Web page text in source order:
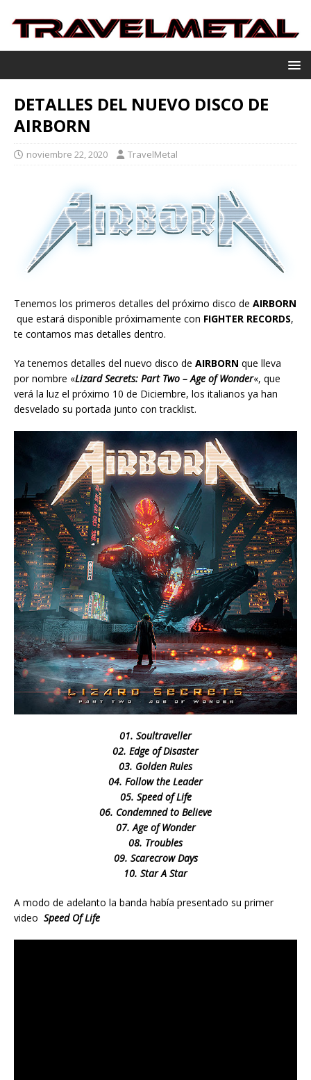
DETALLES DEL NUEVO DISCO DE
AIRBORN
noviembre 22, 2020 TravelMetal
Tenemos los primeros detalles del próximo disco de AIRBORN
que estará disponible próximamente con FIGHTER RECORDS,
te contamos mas detalles dentro.
Ya tenemos detalles del nuevo disco de AIRBORN que lleva
por nombre «Lizard Secrets: Part Two – Age of Wonder«, que
verá la luz el próximo 10 de Diciembre, los italianos ya han
desvelado su portada junto con tracklist.
01. Soultraveller
02. Edge of Disaster
03. Golden Rules
04. Follow the Leader
05. Speed of Life
06. Condemned to Believe
07. Age of Wonder
08. Troubles
09. Scarecrow Days
10. Star A Star
A modo de adelanto la banda había presentado su primer
video Speed Of Life